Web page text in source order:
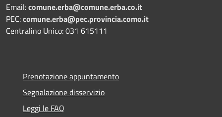
Email:comune.erba@comune.erba.co.it
PEC:comune.erba@pec.provincia.como.it
Centralino Unico: 031 615111
Prenotazione appuntamento
Segnalazione disservizio
Leggi le FAQ